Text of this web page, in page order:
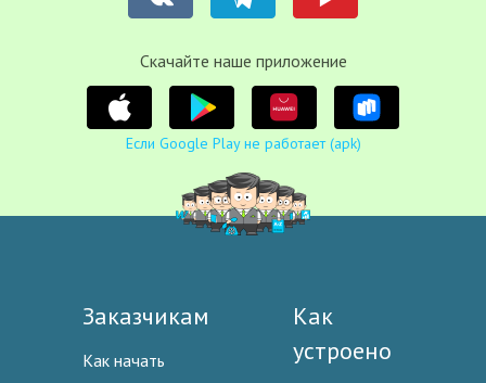
Cкачайте наше приложение
Если Google Play не работает (apk)
Заказчикам
Как начать
Как
устроено